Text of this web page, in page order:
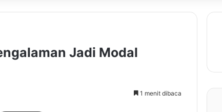
Jadi Modal
1 menit dibaca